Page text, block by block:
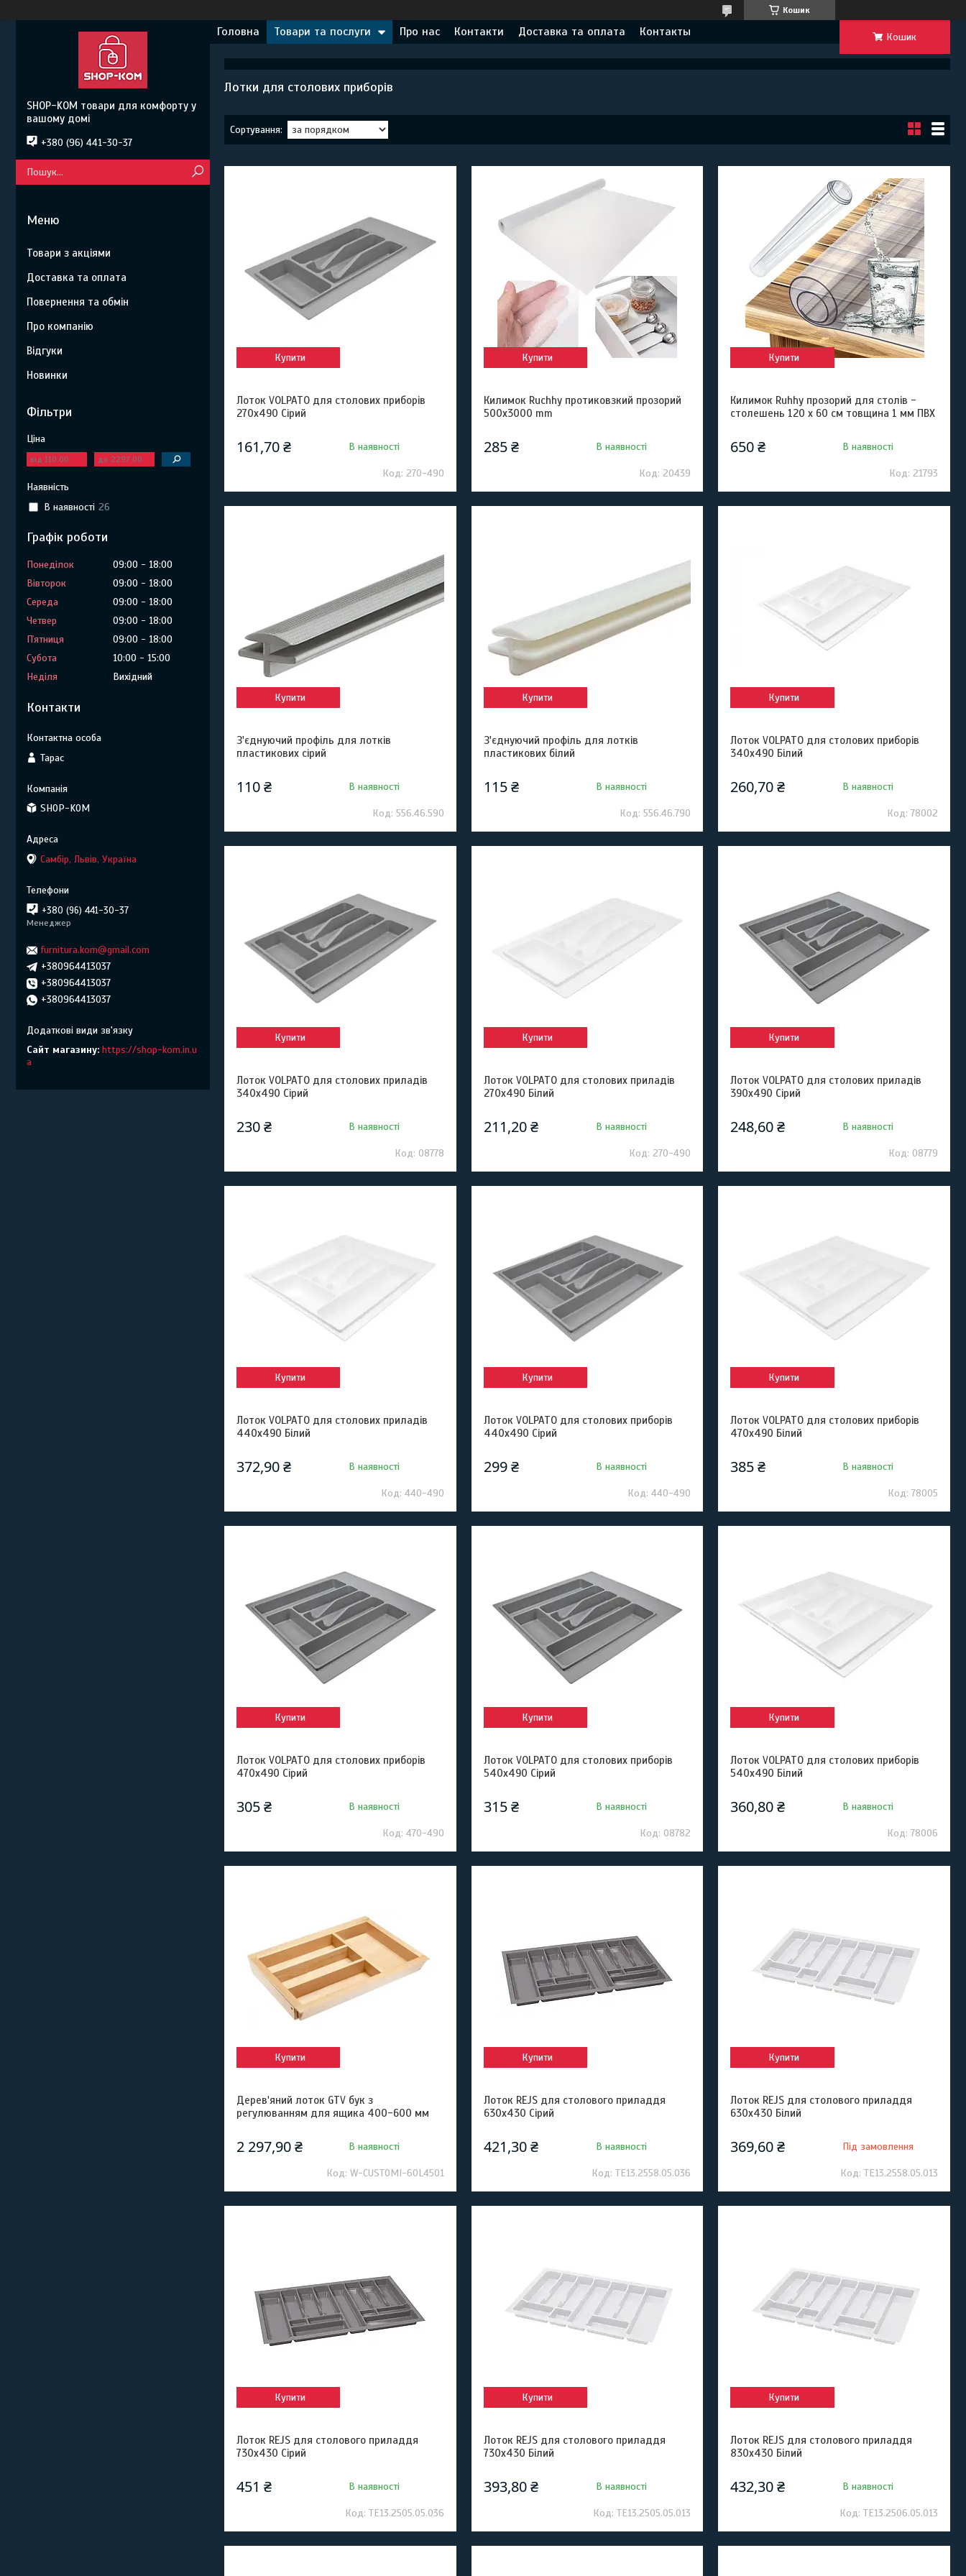
Кошик
Головна Товари та послуги Про нас Контакти Доставка та оплата Контакты Кошик
Лотки для столових приборів
Купити
Лоток VOLPATO для столових приборів
270х490 Сірий
161,70 ₴ В наявності
270-490
Купити
Килимок Ruchhy протиковзкий прозорий
500х3000 mm
285 ₴ В наявності
20439
Купити
Килимок Ruhhy прозорий для столів -
столешень 120 х 60 см товщина 1 мм ПВХ
650 ₴ В наявності
21793
Купити
З'єднуючий профіль для лотків
пластикових сірий
110 ₴ В наявності
556.46.590
Купити
З'єднуючий профіль для лотків
пластикових білий
115 ₴ В наявності
556.46.790
Купити
Лоток VOLPATO для столових приборів
340х490 Білий
260,70 ₴ В наявності
78002
Купити
Лоток VOLPATO для столових приладів
340х490 Сірий
230 ₴ В наявності
08778
Купити
Лоток VOLPATO для столових приладів
270х490 Білий
211,20 ₴ В наявності
270-490
Купити
Лоток VOLPATO для столових приладів
390х490 Сірий
248,60 ₴ В наявності
08779
Купити
Лоток VOLPATO для столових приладів
440х490 Білий
372,90 ₴ В наявності
440-490
Купити
Лоток VOLPATO для столових приборів
440х490 Сірий
299 ₴ В наявності
440-490
Купити
Лоток VOLPATO для столових приборів
470х490 Білий
385 ₴ В наявності
78005
Купити
Лоток VOLPATO для столових приборів
470х490 Cірий
305 ₴ В наявності
470-490
Купити
Лоток VOLPATO для столових приборів
540х490 Сірий
315 ₴ В наявності
08782
Купити
Лоток VOLPATO для столових приборів
540х490 Білий
360,80 ₴ В наявності
78006
Купити
Дерев'яний лоток GTV бук з
регулюванням для ящика 400-600 мм
2 297,90 ₴ В наявності
W-CUSTOMI-60L4501
Купити
Лоток REJS для столового приладдя
630x430 Сірий
421,30 ₴ В наявності
TE13.2558.05.036
Купити
Лоток REJS для столового приладдя
630x430 Білий
369,60 ₴ Під замовлення
TE13.2558.05.013
Купити
Лоток REJS для столового приладдя
730x430 Сірий
451 ₴ В наявності
TE13.2505.05.036
Купити
Лоток REJS для столового приладдя
730x430 Білий
393,80 ₴ В наявності
TE13.2505.05.013
Купити
Лоток REJS для столового приладдя
830x430 Білий
432,30 ₴ В наявності
TE13.2506.05.013
SHOP-KOM товари для комфорту у
вашому домі
+380 (96) 441-30-37
Товари з акціями
Доставка та оплата
Повернення та обмін
Про компанію
Відгуки
Новинки
Фільтри
Ціна
Наявність
В наявності 26
Графік роботи
Понеділок 09:00
18:00
Вівторок
09:00
18:00
Середа
09:00
18:00
Четвер
09:00
18:00
Пʼятниця
09:00
18:00
Субота
10:00
15:00
Неділя
Вихідний
Контакти
Тарас
SHOP-KOM
Самбір, Львів, Україна
+380 (96) 441-30-37
Менеджер
furnitura.kom@gmail.com
+380964413037
+380964413037
+380964413037
Сайт магазину https://shop-kom.in.u
a